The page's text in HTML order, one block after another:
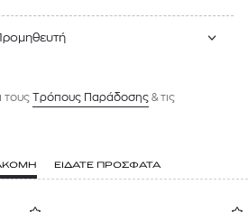
τους Tρόπους Παράδοσης & τις
ΕΙΔΑΤΕ ΠΡΟΣΦΑΤΑ